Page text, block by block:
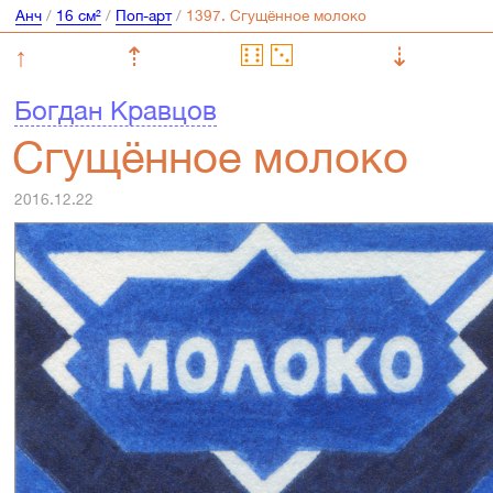
Анч/ 16 см²/ Поп-арт/
↑ ⇡
⇣
Богдан Кравцов
Сгущённое молоко
2016.12.22